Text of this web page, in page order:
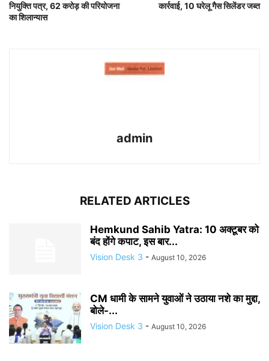
नियुक्ति पत्र, 62 करोड़ की परियोजना
का शिलान्यास
कार्रवाई, 10 घरेलू गैस सिलेंडर जब्त
admin
RELATED ARTICLES
Hemkund Sahib Yatra: 10 अक्टूबर को
बंद होंगे कपाट, इस बार...
Vision Desk 3 - August 10, 2026
CM धामी के सामने युवाओं ने उठाया नशे का मुद्दा,
बोले-...
Vision Desk 3 - August 10, 2026